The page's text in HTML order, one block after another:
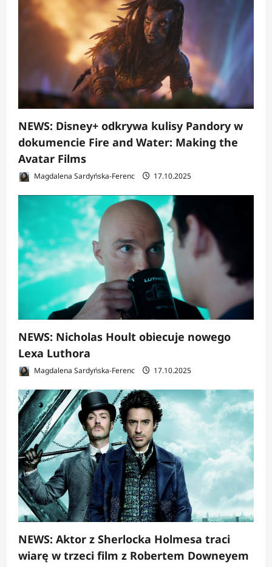
NEWS: Disney+ odkrywa kulisy Pandory w
dokumencie Fire and Water: Making the
Avatar Films
Magdalena Sardyńska-Ferenc 17.10.2025
NEWS: Nicholas Hoult obiecuje nowego
Lexa Luthora
Magdalena Sardyńska-Ferenc 17.10.2025
NEWS: Aktor z Sherlocka Holmesa traci
wiarę w trzeci film z Robertem Downeyem